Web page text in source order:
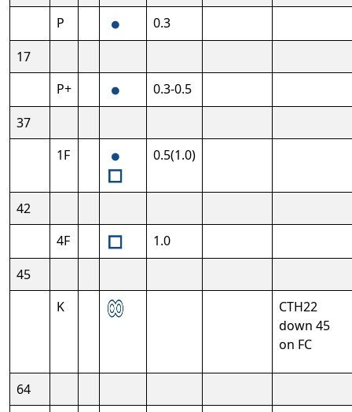
P
0.3
17
P+
0.3-0.5
37
1F
0.5(1.0)
42
4F
1.0
45
K
CTH22
down 45
on FC
64